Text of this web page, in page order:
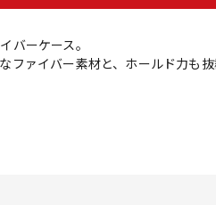
バーケース。
ファイバー素材と、ホールド力も抜